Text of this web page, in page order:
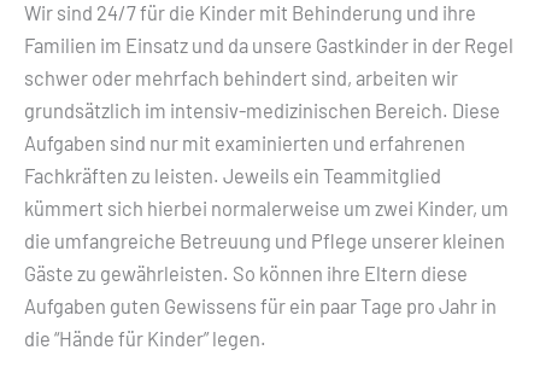
Wir sind 24/7 für die Kinder mit Behinderung und ihre
Familien im Einsatz und da unsere Gastkinder in der Regel
schwer oder mehrfach behindert sind, arbeiten wir
grundsätzlich im intensiv-medizinischen Bereich. Diese
Aufgaben sind nur mit examinierten und erfahrenen
Fachkräften zu leisten. Jeweils ein Teammitglied
kümmert sich hierbei normalerweise um zwei Kinder, um
die umfangreiche Betreuung und Pflege unserer kleinen
Gäste zu gewährleisten. So können ihre Eltern diese
Aufgaben guten Gewissens für ein paar Tage pro Jahr in
die “Hände für Kinder” legen.